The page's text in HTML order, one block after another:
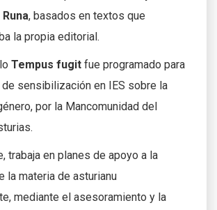
Runa, basados en textos que
la propia editorial.
Tempus fugit fue programado para
de sensibilización en IES sobre la
por la Mancomunidad del
trabaja en planes de apoyo a la
la materia de asturianu
mediante el asesoramiento y la